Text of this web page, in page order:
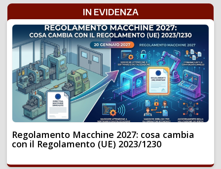
IN EVIDENZA
Regolamento Macchine 2027: cosa cambia
con il Regolamento (UE) 2023/1230